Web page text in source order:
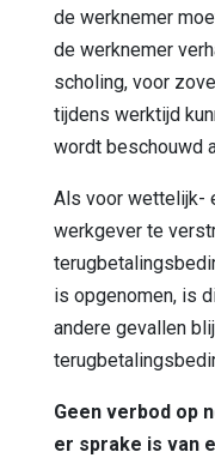
de werknemer
de werknemer
scholing, voor
tijdens werktijd
wordt beschouwd
Als voor wettelijk-
werkgever te
is opgenomen, is
andere gevallen
Geen verbod op
er sprake is van